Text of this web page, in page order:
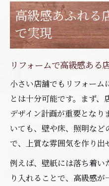
高級感あふれる
で実現
リフォームで高級感ある
小さい店舗でもリフォーム
とは十分可能です。まず
デザイン計画が重要となり
いても、壁や床、照明など
で、上質な雰囲気を作り出
例えば、壁紙には落ち着
り入れることで、高級感